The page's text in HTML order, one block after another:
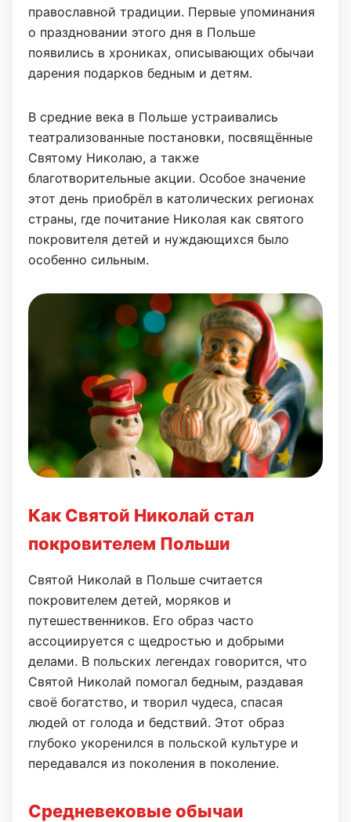
православной традиции. Первые упоминания
о праздновании этого дня в Польше
появились в хрониках, описывающих обычаи
дарения подарков бедным и детям.
В средние века в Польше устраивались
театрализованные постановки, посвящённые
Святому Николаю, а также
благотворительные акции. Особое значение
этот день приобрёл в католических регионах
страны, где почитание Николая как святого
покровителя детей и нуждающихся было
особенно сильным.
Как Святой Николай стал
покровителем Польши
Святой Николай в Польше считается
покровителем детей, моряков и
путешественников. Его образ часто
ассоциируется с щедростью и добрыми
делами. В польских легендах говорится, что
Святой Николай помогал бедным, раздавая
своё богатство, и творил чудеса, спасая
людей от голода и бедствий. Этот образ
глубоко укоренился в польской культуре и
передавался из поколения в поколение.
Средневековые обычаи